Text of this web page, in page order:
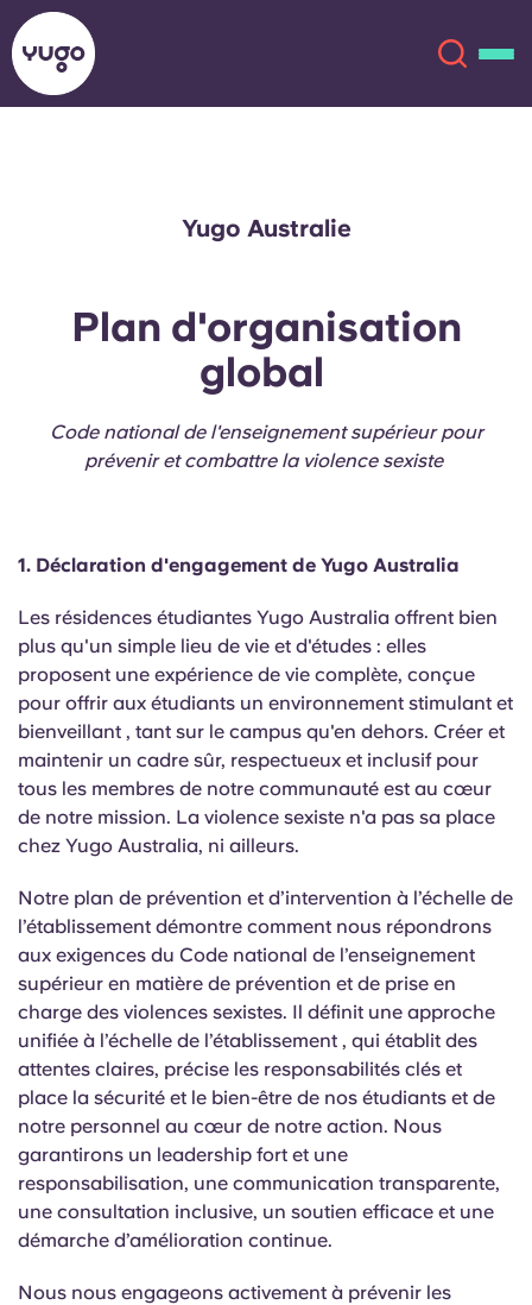
Plus
English (US)
Chinese
Español
Català
Italian
French
Portuguese
Choisissez une résidence
Se connecter
Réservez maintenant
Chinese Español
Català
Italian French
Yugo Australie
Plan d'organisation
global
Code national de l'enseignement supérieur pour
prévenir et combattre la violence sexiste
1. Déclaration d'engagement de Yugo Australia
Les résidences étudiantes Yugo Australia offrent bien
plus qu'un simple lieu de vie et d'études : elles
proposent une expérience de vie complète, conçue
pour offrir aux étudiants un environnement stimulant et
bienveillant , tant sur le campus qu'en dehors. Créer et
maintenir un cadre sûr, respectueux et inclusif pour
tous les membres de notre communauté est au cœur
de notre mission. La violence sexiste n'a pas sa place
chez Yugo Australia, ni ailleurs.
Notre plan de prévention et d’intervention à l’échelle de
l’établissement démontre comment nous répondrons
aux exigences du Code national de l’enseignement
supérieur en matière de prévention et de prise en
charge des violences sexistes. Il définit une approche
unifiée à l’échelle de l’établissement , qui établit des
attentes claires, précise les responsabilités clés et
place la sécurité et le bien-être de nos étudiants et de
notre personnel au cœur de notre action. Nous
garantirons un leadership fort et une
responsabilisation, une communication transparente,
une consultation inclusive, un soutien efficace et une
démarche d’amélioration continue.
Nous nous engageons activement à prévenir les